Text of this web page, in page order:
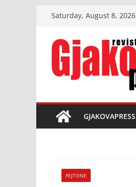
content
Saturday, August 8, 2026
GJAKOVAPRESS
FEJTONE